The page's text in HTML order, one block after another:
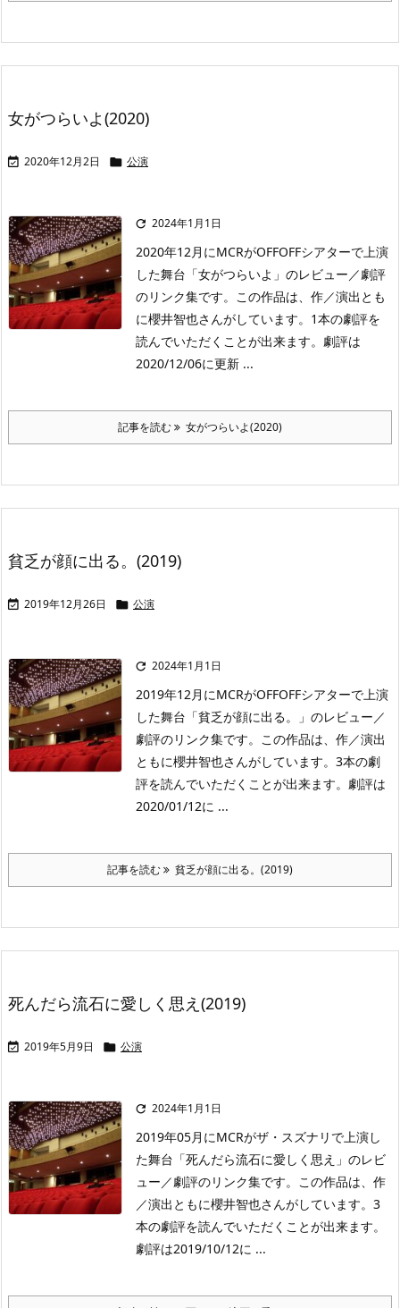
女がつらいよ(2020)
 2020年12月2日  公演
 2024年1月1日
2020年12月にMCRがOFFOFFシアターで上演
した舞台「女がつらいよ」のレビュー／劇評
のリンク集です。この作品は、作／演出とも
に櫻井智也さんがしています。1本の劇評を
読んでいただくことが出来ます。劇評は
2020/12/06に更新 ...
記事を読む 女がつらいよ(2020)
貧乏が顔に出る。(2019)
 2019年12月26日  公演
 2024年1月1日
2019年12月にMCRがOFFOFFシアターで上演
した舞台「貧乏が顔に出る。」のレビュー／
劇評のリンク集です。この作品は、作／演出
ともに櫻井智也さんがしています。3本の劇
評を読んでいただくことが出来ます。劇評は
2020/01/12に ...
記事を読む 貧乏が顔に出る。(2019)
死んだら流石に愛しく思え(2019)
 2019年5月9日  公演
 2024年1月1日
2019年05月にMCRがザ・スズナリで上演し
た舞台「死んだら流石に愛しく思え」のレビ
ュー／劇評のリンク集です。この作品は、作
／演出ともに櫻井智也さんがしています。3
本の劇評を読んでいただくことが出来ます。
劇評は2019/10/12に ...